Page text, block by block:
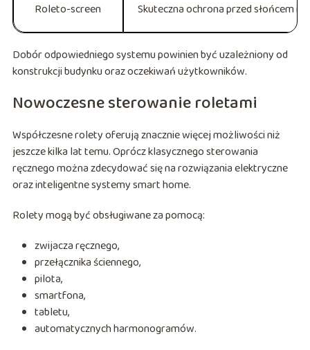
Roleto-screen Skuteczna ochrona przed słońcem i
Dobór odpowiedniego systemu powinien być uzależniony od
konstrukcji budynku oraz oczekiwań użytkowników.
Nowoczesne sterowanie roletami
Współczesne rolety oferują znacznie więcej możliwości niż
jeszcze kilka lat temu. Oprócz klasycznego sterowania
ręcznego można zdecydować się na rozwiązania elektryczne
oraz inteligentne systemy smart home.
Rolety mogą być obsługiwane za pomocą:
zwijacza ręcznego,
przełącznika ściennego,
pilota,
smartfona,
tabletu,
automatycznych harmonogramów.